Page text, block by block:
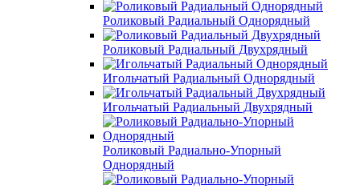
Роликовый Радиальный Однорядный
Роликовый Радиальный Двухрядный
Игольчатый Радиальный Однорядный
Игольчатый Радиальный Двухрядный
Роликовый Радиально-Упорный
Однорядный